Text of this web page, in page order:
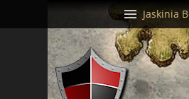
Jaskinia